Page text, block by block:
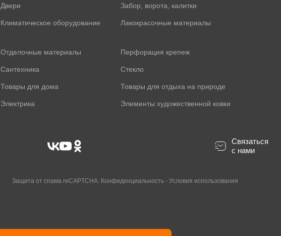
Двери Забор, ворота, калитки
Климатическое оборудование Лакокрасочные материалы
Отделочные материалы Перфорация крепеж
Сантехника Стекло
Товары для дома Товары для отдыха на природе
Электрика Элементы художественной ковки
Связаться
с нами
Защита от спама reCAPTCHA. Конфиденциальность -Условия использования